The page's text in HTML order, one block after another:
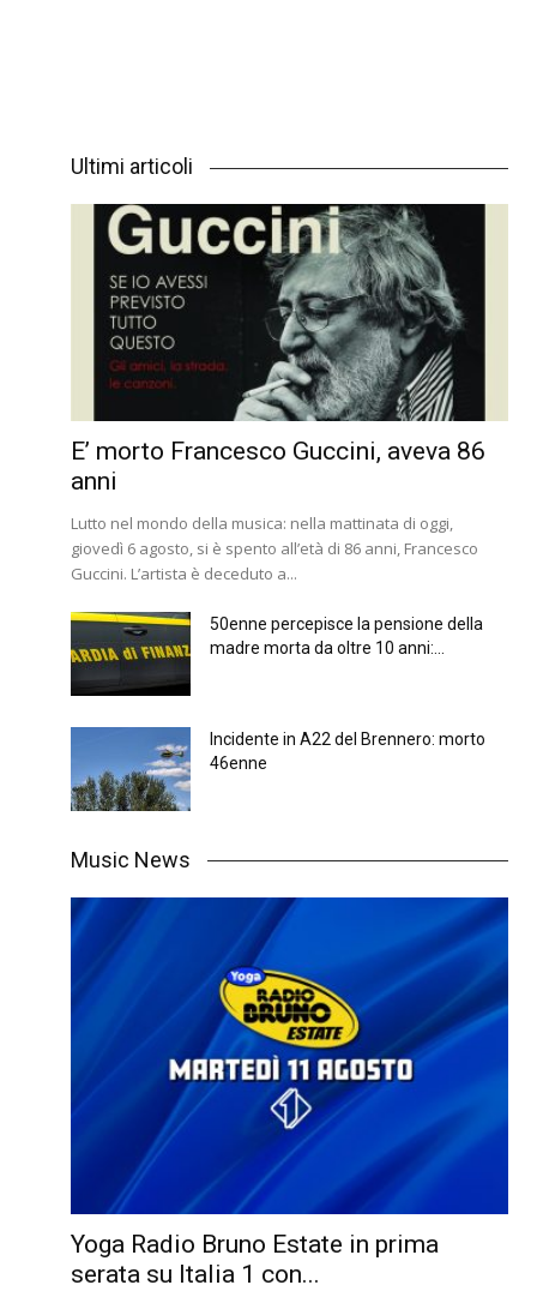
Ultimi articoli
E’ morto Francesco Guccini, aveva 86
anni
Lutto nel mondo della musica: nella mattinata di oggi,
giovedì 6 agosto, si è spento all’età di 86 anni, Francesco
Guccini. L’artista è deceduto a...
50enne percepisce la pensione della
madre morta da oltre 10 anni:...
Incidente in A22 del Brennero: morto
46enne
Music News
Yoga Radio Bruno Estate in prima
serata su Italia 1 con...